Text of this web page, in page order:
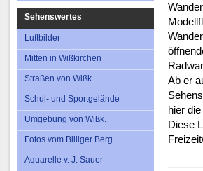
Sehenswertes
Luftbilder
Mitten in Wißkirchen
Straßen von Wißk.
Schul- und Sportgelände
Umgebung von Wißk.
Fotos vom Billiger Berg
Aquarelle v. J. Sauer
Ab er
hier
Diese